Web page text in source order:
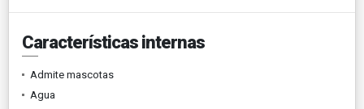
Características internas
Admite mascotas
Agua